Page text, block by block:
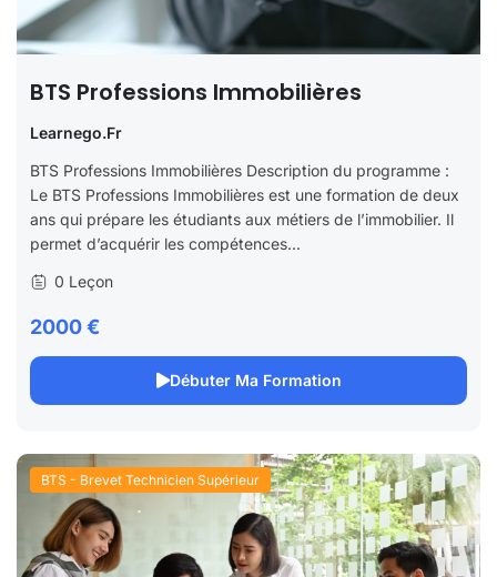
BTS Professions Immobilières
Learnego.fr
BTS Professions Immobilières Description du programme :
Le BTS Professions Immobilières est une formation de deux
ans qui prépare les étudiants aux métiers de l’immobilier. Il
permet d’acquérir les compétences...
0 Leçon
2000 €
Débuter Ma Formation
BTS - Brevet Technicien Supérieur